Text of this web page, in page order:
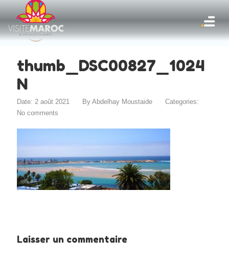
thumb_DSC00827_1024
N
Date: 2 août 2021 ByAbdelhay Moustaide
Categories:
No comments
Laisser un commentaire